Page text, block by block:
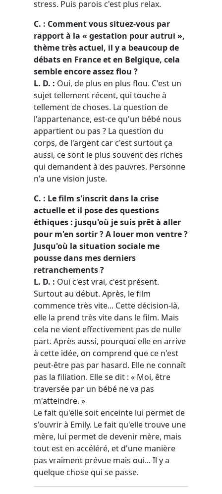
stress. Puis parois c'est plus relax.
C. : Comment vous situez-vous par
rapport à la « gestation pour autrui »,
thème très actuel, il y a beaucoup de
débats en France et en Belgique, cela
semble encore assez flou ?
L. D. : Oui, de plus en plus flou. C'est un
sujet tellement récent, qui touche à
tellement de choses. La question de
l'appartenance, est-ce qu'un bébé nous
appartient ou pas ? La question du
corps, de l'argent car c'est surtout ça
aussi, ce sont le plus souvent des riches
qui demandent à des pauvres. Personne
n'a une vision juste.
C. : Le film s'inscrit dans la crise
actuelle et il pose des questions
éthiques : jusqu'où je suis prêt à aller
pour m'en sortir ? A louer mon ventre ?
Jusqu'où la situation sociale me
pousse dans mes derniers
retranchements ?
L. D. : Oui c'est vrai, c'est présent.
Surtout au début. Après, le film
commence très vite... Cette décision-là,
elle la prend très vite dans le film. Mais
cela ne vient effectivement pas de nulle
part. Après aussi, pourquoi elle en arrive
à cette idée, on comprend que ce n'est
peut-être pas par hasard. Elle ne connaît
pas la filiation. Elle se dit : « Moi, être
traversée par un bébé ne va pas
m'atteindre. »
Le fait qu'elle soit enceinte lui permet de
s'ouvrir à Emily. Le fait qu'elle trouve une
mère, lui permet de devenir mère, mais
tout est en accéléré, et d'une manière
pas vraiment prévue mais oui... Il y a
quelque chose qui se passe.